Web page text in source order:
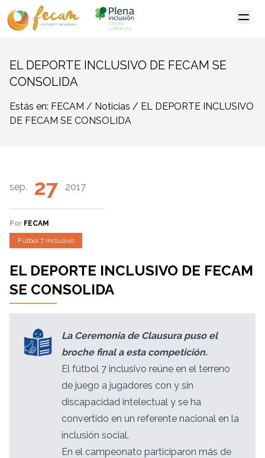
EL DEPORTE INCLUSIVO DE FECAM SE
CONSOLIDA
Estás en: FECAM / Noticias / EL DEPORTE INCLUSIVO
DE FECAM SE CONSOLIDA
sep. 27 2017
Por FECAM
Fútbol 7 Inclusivo
EL DEPORTE INCLUSIVO DE FECAM
SE CONSOLIDA
La Ceremonia de Clausura puso el
broche final a esta competición.
El fútbol 7 inclusivo reúne en el terreno
de juego a jugadores con y sin
discapacidad intelectual y se ha
convertido en un referente nacional en la
inclusión social.
En el campeonato participaron más de